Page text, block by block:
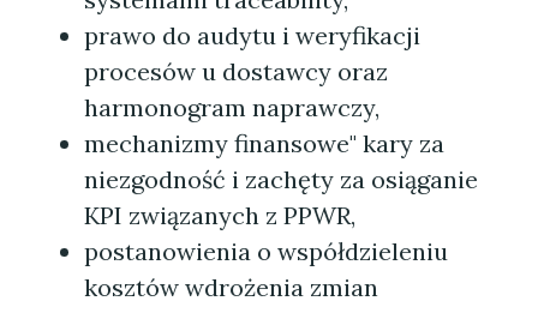
prawo do audytu i weryfikacji
procesów u dostawcy oraz
harmonogram naprawczy,
mechanizmy finansowe" kary za
niezgodność i zachęty za osiąganie
KPI związanych z PPWR,
postanowienia o współdzieleniu
kosztów wdrożenia zmian